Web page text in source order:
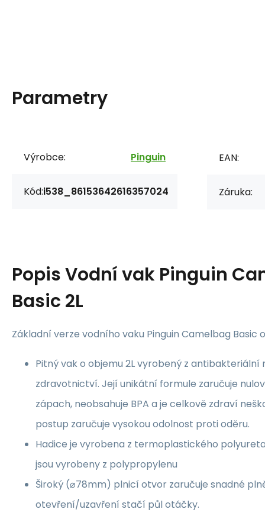
Parametry
Výrobce: Pinguin
Kód:i538_86153642616357024
EAN:
Záruka:
PopisVodní vak Pinguin
Basic 2L
Základní verze vodního vaku Pinguin Camelbag Basic
Pitný vak o objemu 2L vyrobený z antibakteriální
zdravotnictví. Její unikátní formule zaručuje
zápach, neobsahuje BPA a je celkově zdraví
postup zaručuje vysokou odolnost proti oděru.
Hadice je vyrobena z termoplastického
jsou vyrobeny z polypropylenu
Široký (⌀78mm) plnicí otvor zaručuje snadné
otevření/uzavření stačí půl otáčky.